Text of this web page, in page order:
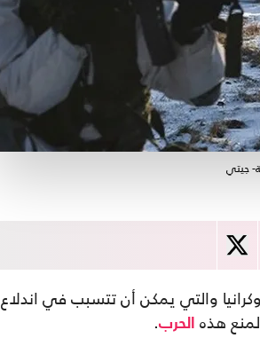
جيتي
والتي يمكن أن تتسبب في اندلاع
هذه الحرب.